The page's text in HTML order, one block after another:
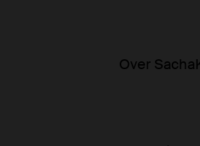
Over Sacha